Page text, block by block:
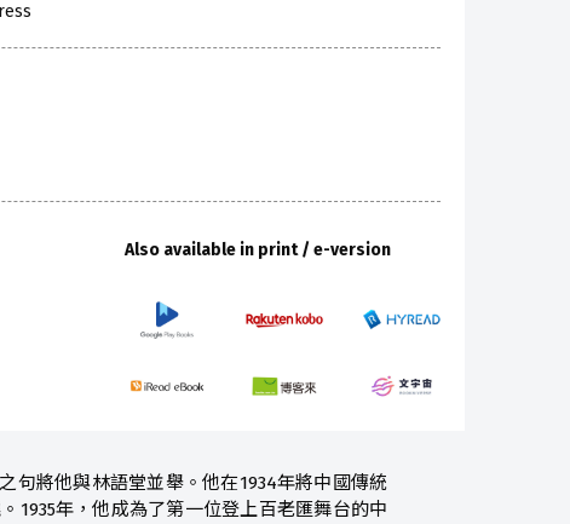
Also available in print / e-version
句將他與林語堂並舉。他在1934年將中國傳統
1935年，他成為了第一位登上百老匯舞台的中